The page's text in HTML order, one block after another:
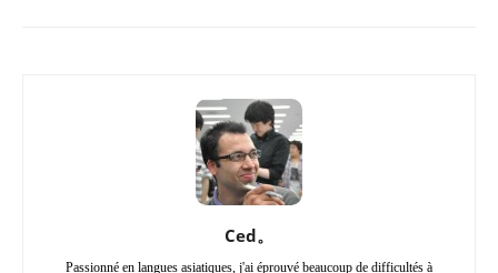
Ced。
Passionné en langues asiatiques, j'ai éprouvé beaucoup de difficultés à